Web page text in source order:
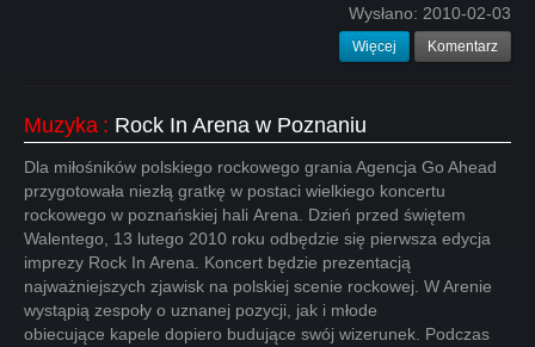
Wysłano: 2010-02-03
Więcej Komentarz
Muzyka : Rock In Arena w Poznaniu
Dla miłośników polskiego rockowego grania Agencja Go Ahead
przygotowała niezłą gratkę w postaci wielkiego koncertu
rockowego w poznańskiej hali Arena. Dzień przed świętem
Walentego, 13 lutego 2010 roku odbędzie się pierwsza edycja
imprezy Rock In Arena. Koncert będzie prezentacją
najważniejszych zjawisk na polskiej scenie rockowej. W Arenie
wystąpią zespoły o uznanej pozycji, jak i młode
obiecujące kapele dopiero budujące swój wizerunek. Podczas